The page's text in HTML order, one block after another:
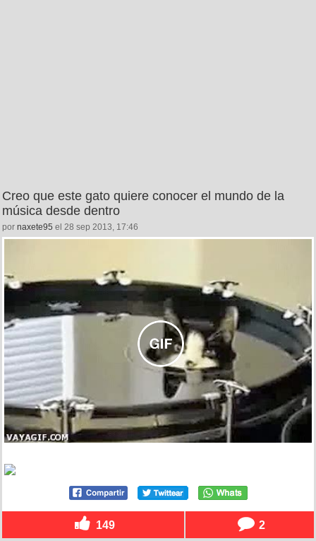
Creo que este gato quiere conocer el mundo de la
música desde dentro
por naxete95 el 28 sep 2013, 17:46
149 2